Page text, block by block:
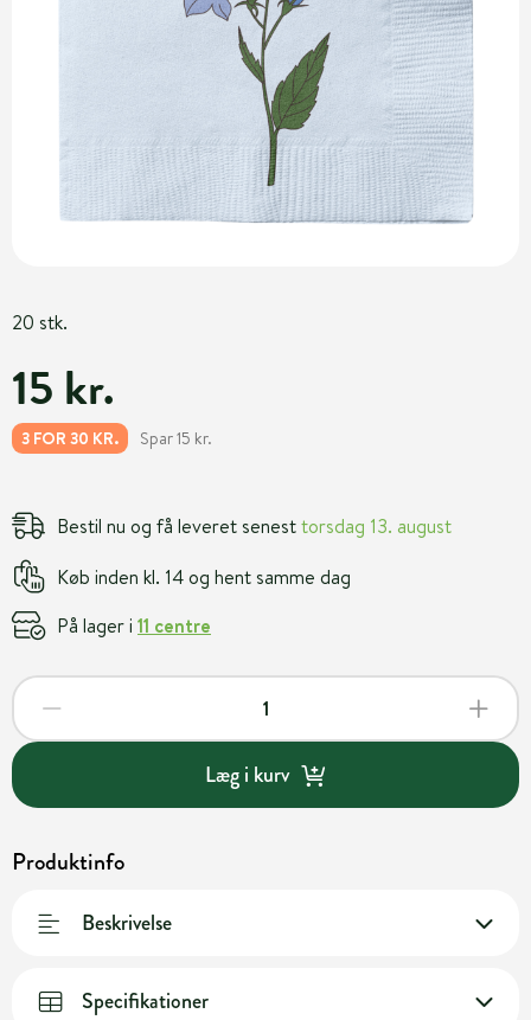
20 stk.
15 kr.
3 FOR 30 KR. Spar 15 kr.
Bestil nu og få leveret senesttorsdag 13. august
Køb inden kl. 14 og hent samme dag
På lager i 11 centre
Læg i kurv
Produktinfo
Beskrivelse
Specifikationer